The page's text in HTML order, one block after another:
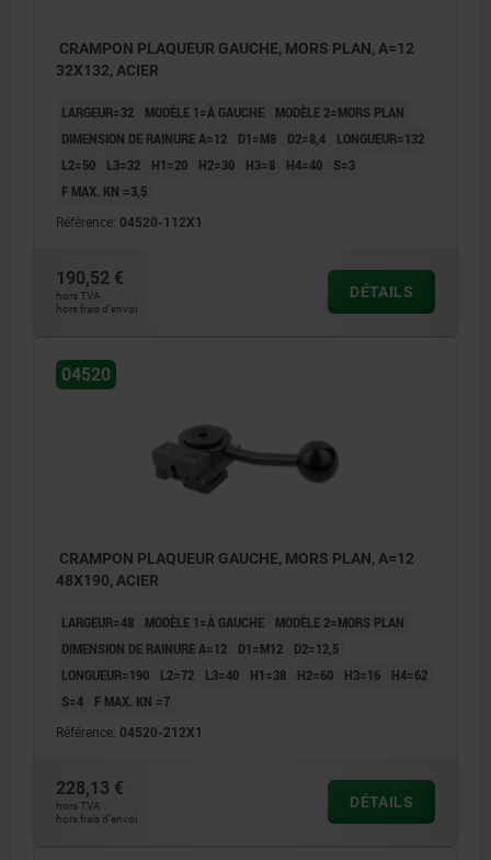
CRAMPON PLAQUEUR GAUCHE, MORS PLAN, A=12
32X132, ACIER
LARGEUR=32 MODÈLE 1=À GAUCHE
MODÈLE 2=MORS PLAN
DIMENSION DE RAINURE A=12
D1=M8 D2=8,4
LONGUEUR=132
L2=50
L3=32 H1=20 H2=30 H3=8 H4=40
S=3
F MAX. KN =3,5
Référence: 04520-112X1
190,52 €
hors TVA
hors frais d’envoi
DÉTAILS
04520
CRAMPON PLAQUEUR GAUCHE, MORS PLAN, A=12
48X190, ACIER
LARGEUR=48 MODÈLE 1=À GAUCHE
MODÈLE 2=MORS PLAN
DIMENSION DE RAINURE A=12
D1=M12
D2=12,5
LONGUEUR=190
L2=72 L3=40 H1=38 H2=60 H3=16
H4=62
S=4
F MAX. KN =7
Référence: 04520-212X1
228,13 €
hors TVA
hors frais d’envoi
DÉTAILS